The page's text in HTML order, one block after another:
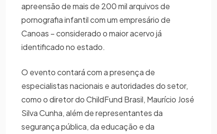
apreensão de mais de 200 mil arquivos de
pornografia infantil com um empresário de
Canoas – considerado o maior acervo já
identificado no estado.
O evento contará com a presença de
especialistas nacionais e autoridades do setor,
como o diretor do ChildFund Brasil, Maurício José
Silva Cunha, além de representantes da
segurança pública, da educação e da